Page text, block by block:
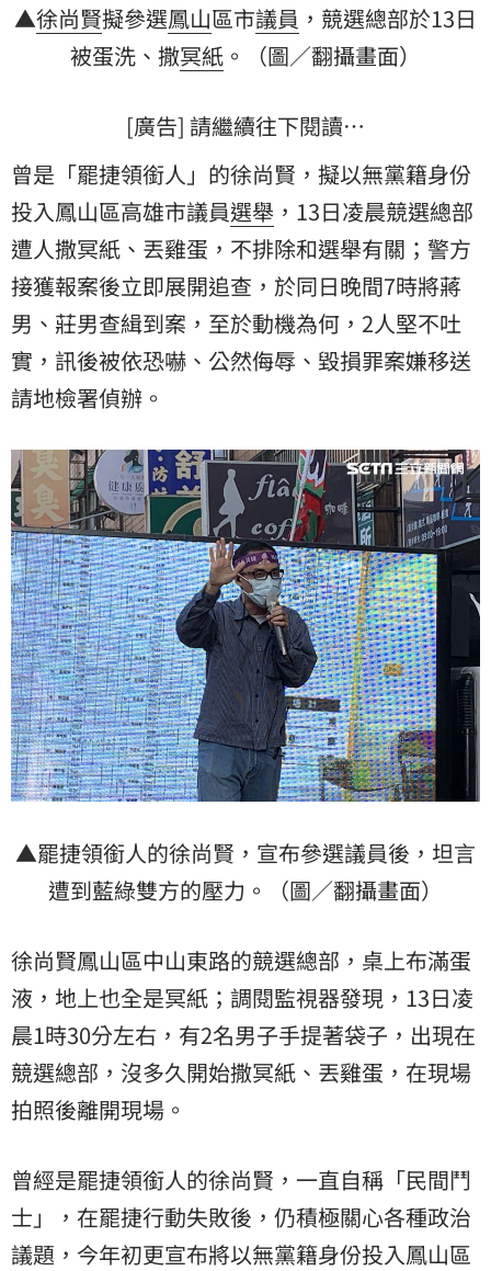
▲徐尚賢擬參選鳳山區市議員 ，競選總部於13日
被蛋洗、撒冥紙 。（圖／翻攝畫面）
[廣告] 請繼續往下閱讀…
曾是「罷捷領銜人」的徐尚賢，擬以無黨籍身份
投入鳳山區高雄市議員選舉 ，13日凌晨競選總部
遭人撒冥紙、丟雞蛋，不排除和選舉有關；警方
接獲報案後立即展開追查，於同日晚間7時將蔣
男、莊男查緝到案，至於動機為何，2人堅不吐
實，訊後被依恐嚇、公然侮辱、毀損罪案嫌移送
請地檢署偵辦。
▲罷捷領銜人的徐尚賢，宣布參選議員後，坦言
遭到藍綠雙方的壓力。（圖／翻攝畫面）
徐尚賢鳳山區中山東路的競選總部，桌上布滿蛋
液，地上也全是冥紙；調閱監視器發現，13日凌
晨1時30分左右，有2名男子手提著袋子，出現在
競選總部，沒多久開始撒冥紙、丟雞蛋，在現場
拍照後離開現場。
曾經是罷捷領銜人的徐尚賢，一直自稱「民間鬥
士」，在罷捷行動失敗後，仍積極關心各種政治
議題，今年初更宣布將以無黨籍身份投入鳳山區